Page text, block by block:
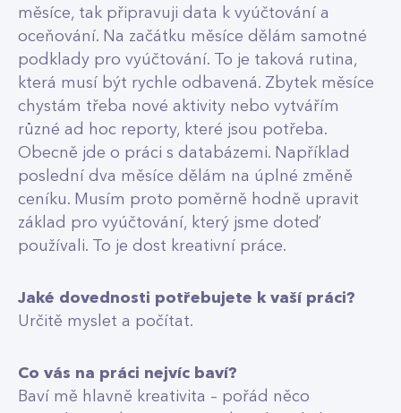
měsíce, tak připravuji data k vyúčtování a
oceňování. Na začátku měsíce dělám samotné
podklady pro vyúčtování. To je taková rutina,
která musí být rychle odbavená. Zbytek měsíce
chystám třeba nové aktivity nebo vytvářím
různé ad hoc reporty, které jsou potřeba.
Obecně jde o práci s databázemi. Například
poslední dva měsíce dělám na úplné změně
ceníku. Musím proto poměrně hodně upravit
základ pro vyúčtování, který jsme doteď
používali. To je dost kreativní práce.
Jaké dovednosti potřebujete k vaší práci?
Určitě myslet a počítat.
Co vás na práci nejvíc baví?
Baví mě hlavně kreativita – pořád něco